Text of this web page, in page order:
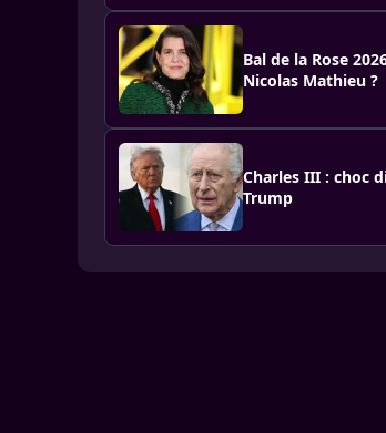
Bal de la Rose
Nicolas Mathieu ?
Charles III : choc
Trump